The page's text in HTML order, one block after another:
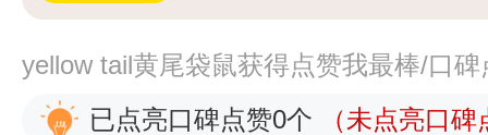
yellow tail黄尾袋鼠获得点赞我最棒/口
已点亮口碑点赞0个
（未点亮口